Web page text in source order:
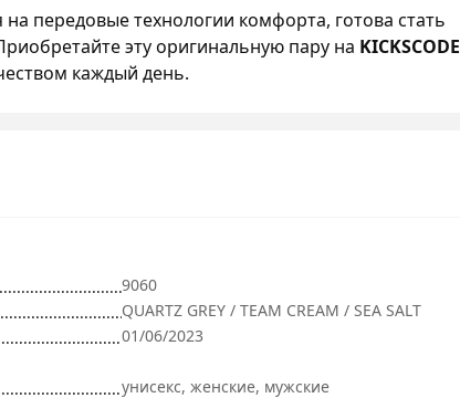
передовые технологии комфорта, готова стать
эту оригинальную пару на KICKSCODE
каждый день.
9060
QUARTZ GREY / TEAM CREAM / SEA SALT
01/06/2023
унисекс, женские, мужские